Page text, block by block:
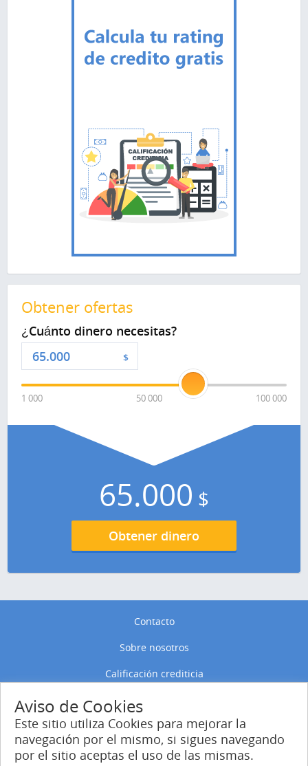
Obtener ofertas
¿Cuánto dinero necesitas?
$
1 000 50 000 100 000
65.000 $
Obtener dinero
Contacto
Sobre nosotros
Calificación crediticia
Política de privacidad
Política de Cookies
Entrar
Aviso de Cookies
Este sitio utiliza Cookies para mejorar la
navegación por el mismo, si sigues navegando
por el sitio aceptas el uso de las mismas.